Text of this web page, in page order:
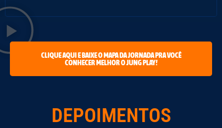
CLIQUE AQUI E BAIXE O MAPA DA JORNADA PRA VOCÊ
CONHECER MELHOR O JUNG PLAY!
DEPOIMENTOS